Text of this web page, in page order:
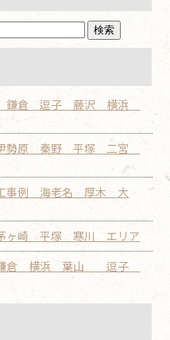
鎌倉 逗子 藤沢 横浜
勢原 秦野 平塚 二宮
事例 海老名 厚木 大
ヶ崎 平塚 寒川 エリア
鎌倉 横浜 葉山 逗子